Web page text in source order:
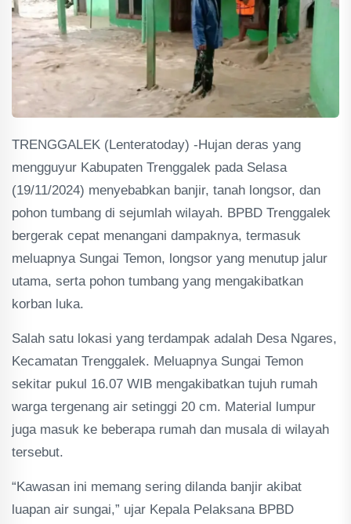
TRENGGALEK (Lenteratoday) -Hujan deras yang
mengguyur Kabupaten Trenggalek pada Selasa
(19/11/2024) menyebabkan banjir, tanah longsor, dan
pohon tumbang di sejumlah wilayah. BPBD Trenggalek
bergerak cepat menangani dampaknya, termasuk
meluapnya Sungai Temon, longsor yang menutup jalur
utama, serta pohon tumbang yang mengakibatkan
korban luka.
Salah satu lokasi yang terdampak adalah Desa Ngares,
Kecamatan Trenggalek. Meluapnya Sungai Temon
sekitar pukul 16.07 WIB mengakibatkan tujuh rumah
warga tergenang air setinggi 20 cm. Material lumpur
juga masuk ke beberapa rumah dan musala di wilayah
tersebut.
“Kawasan ini memang sering dilanda banjir akibat
luapan air sungai,” ujar Kepala Pelaksana BPBD